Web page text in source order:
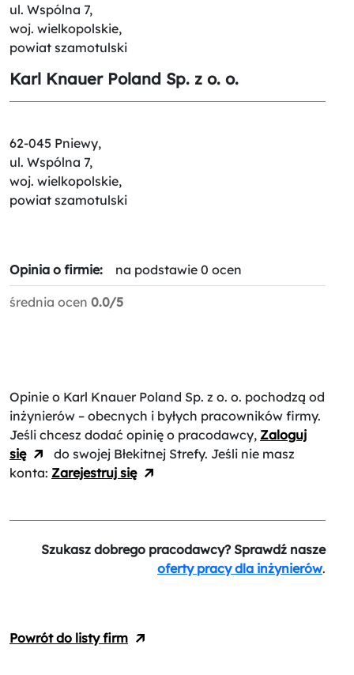
ul. Wspólna 7,
woj. wielkopolskie,
powiat szamotulski
Karl Knauer Poland Sp. z o. o.
62-045 Pniewy,
ul. Wspólna 7,
woj. wielkopolskie,
powiat szamotulski
Opinia o firmie: na podstawie 0 ocen
średnia ocen 0.0/5
Opinie o Karl Knauer Poland Sp. z o. o. pochodzą od
inżynierów – obecnych i byłych pracowników firmy.
Jeśli chcesz dodać opinię o pracodawcy, Zaloguj
się
do swojej Błekitnej Strefy. Jeśli nie masz
konta: Zarejestruj się
Szukasz dobrego pracodawcy? Sprawdź nasze
oferty pracy dla inżynierów.
Powrót do listy firm